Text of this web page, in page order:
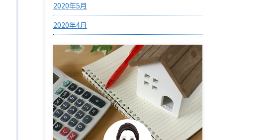
2020年5月
2020年4月